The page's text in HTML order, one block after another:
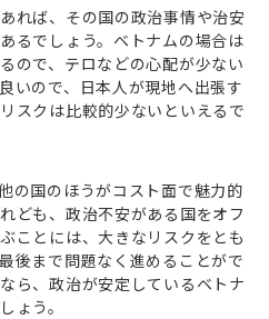
れば、その国の政治事情や治安
るでしょう。ベトナムの場合は
ので、テロなどの心配が少ない
いので、日本人が現地へ出張す
スクは比較的少ないといえるで
の国のほうがコスト面で魅力的
ども、政治不安がある国をオフ
ことには、大きなリスクをとも
後まで問題なく進めることがで
ら、政治が安定しているベトナ
ょう。